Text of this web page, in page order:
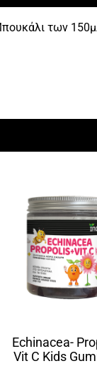
των
Echinacea-
Vit C Kids